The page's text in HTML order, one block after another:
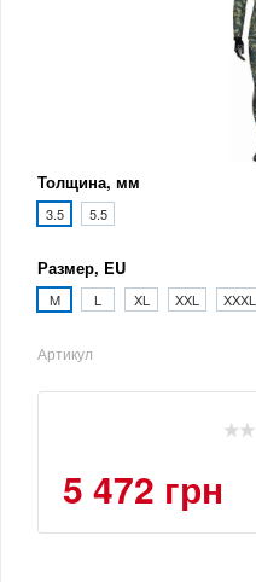
Толщина, мм
3.5 5.5
Размер, EU
M L XL XXL XXXL
Артикул
5 472 грн